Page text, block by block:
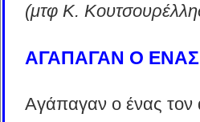
(μτφ K.
ΑΓΑΠΑΓΑΝ Ο
Αγάπαγαν ο ένας τον